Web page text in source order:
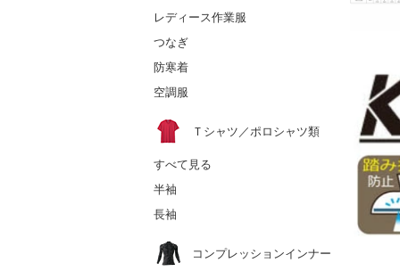
レディース作業服
つなぎ
防寒着
空調服
Ｔシャツ／ポロシャツ類
すべて見る
半袖
長袖
コンプレッションインナー